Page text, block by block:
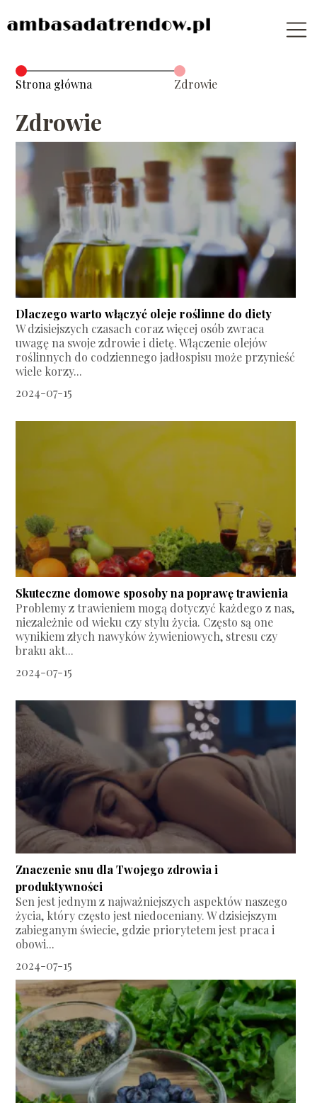
Strona główna Zdrowie
Zdrowie
Dlaczego warto włączyć oleje roślinne do diety
W dzisiejszych czasach coraz więcej osób zwraca
uwagę na swoje zdrowie i dietę. Włączenie olejów
roślinnych do codziennego jadłospisu może przynieść
wiele korzy...
2024-07-15
Skuteczne domowe sposoby na poprawę trawienia
Problemy z trawieniem mogą dotyczyć każdego z nas,
niezależnie od wieku czy stylu życia. Często są one
wynikiem złych nawyków żywieniowych, stresu czy
braku akt...
2024-07-15
Znaczenie snu dla Twojego zdrowia i
produktywności
Sen jest jednym z najważniejszych aspektów naszego
życia, który często jest niedoceniany. W dzisiejszym
zabieganym świecie, gdzie priorytetem jest praca i
obowi...
2024-07-15